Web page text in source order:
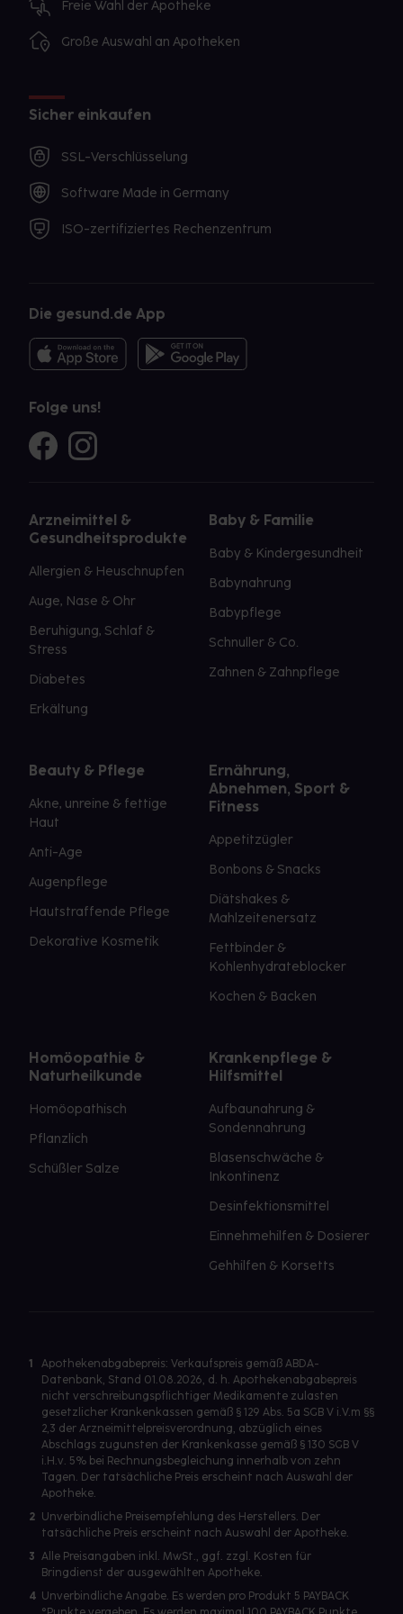
Freie Wahl der Apotheke
Große Auswahl an Apotheken
Sicher einkaufen
SSL-Verschlüsselung
Software Made in Germany
ISO-zertifiziertes Rechenzentrum
Die gesund.de App
Folge uns!
Arzneimittel &
Gesundheitsprodukte
Allergien & Heuschnupfen
Auge, Nase & Ohr
Beruhigung, Schlaf &
Stress
Diabetes
Erkältung
Baby & Familie
Baby & Kindergesundheit
Babynahrung
Babypflege
Schnuller & Co.
Zahnen & Zahnpflege
Beauty & Pflege
Akne, unreine & fettige
Haut
Anti-Age
Augenpflege
Hautstraffende Pflege
Dekorative Kosmetik
Ernährung,
Abnehmen, Sport &
Fitness
Appetitzügler
Bonbons & Snacks
Diätshakes &
Mahlzeitenersatz
Fettbinder &
Kohlenhydrateblocker
Kochen & Backen
Homöopathie &
Naturheilkunde
Homöopathisch
Pflanzlich
Schüßler Salze
Krankenpflege &
Hilfsmittel
Aufbaunahrung &
Sondennahrung
Blasenschwäche &
Inkontinenz
Desinfektionsmittel
Einnehmehilfen & Dosierer
Gehhilfen & Korsetts
1
Apothekenabgabepreis: Verkaufspreis gemäß ABDA-
Datenbank, Stand 01.08.2026, d. h. Apothekenabgabepreis
nicht verschreibungspflichtiger Medikamente zulasten
gesetzlicher Krankenkassen gemäß § 129 Abs. 5a SGB V i.V.m §§
2,3 der Arzneimittelpreisverordnung, abzüglich eines
Abschlags zugunsten der Krankenkasse gemäß § 130 SGB V
i.H.v. 5% bei Rechnungsbegleichung innerhalb von zehn
Tagen. Der tatsächliche Preis erscheint nach Auswahl der
Apotheke.
2 Unverbindliche Preisempfehlung des Herstellers. Der
tatsächliche Preis erscheint nach Auswahl der Apotheke.
3 Alle Preisangaben inkl. MwSt., ggf. zzgl. Kosten für
Bringdienst der ausgewählten Apotheke.
4 Unverbindliche Angabe. Es werden pro Produkt 5 PAYBACK